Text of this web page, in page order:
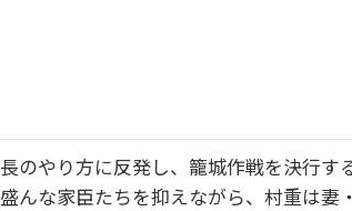
のやり方に反発し、籠城作戦を決行す
んな家臣たちを抑えながら、村重は妻